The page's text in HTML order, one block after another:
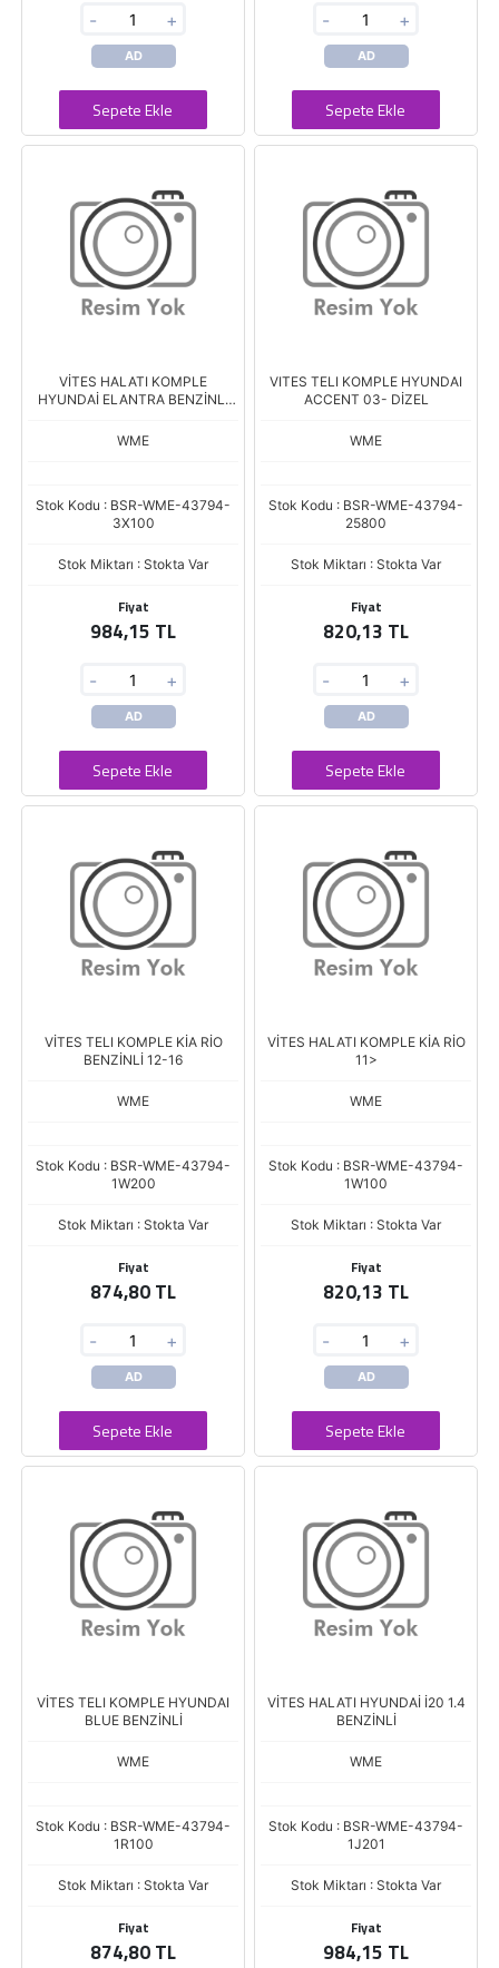
- +
AD
Sepete Ekle
- +
AD
Sepete Ekle
VİTES HALATI KOMPLE
HYUNDAİ ELANTRA BENZİNLİ
WME
Stok Kodu : BSR-WME-43794-
3X100
Stok Miktarı : Stokta Var
Fiyat
984,15 TL
- +
AD
Sepete Ekle
VITES TELI KOMPLE HYUNDAI
ACCENT 03- DİZEL
WME
Stok Kodu : BSR-WME-43794-
25800
Stok Miktarı : Stokta Var
Fiyat
820,13 TL
- +
AD
Sepete Ekle
VİTES TELI KOMPLE KİA RİO
BENZİNLİ 12-16
WME
Stok Kodu : BSR-WME-43794-
1W200
Stok Miktarı : Stokta Var
Fiyat
874,80 TL
- +
AD
Sepete Ekle
VİTES HALATI KOMPLE KİA RİO
11>
WME
Stok Kodu : BSR-WME-43794-
1W100
Stok Miktarı : Stokta Var
Fiyat
820,13 TL
- +
AD
Sepete Ekle
VİTES TELI KOMPLE HYUNDAI
BLUE BENZİNLİ
WME
Stok Kodu : BSR-WME-43794-
1R100
Stok Miktarı : Stokta Var
Fiyat
874,80 TL
VİTES HALATI HYUNDAİ İ20 1.4
BENZİNLİ
WME
Stok Kodu : BSR-WME-43794-
1J201
Stok Miktarı : Stokta Var
Fiyat
984,15 TL